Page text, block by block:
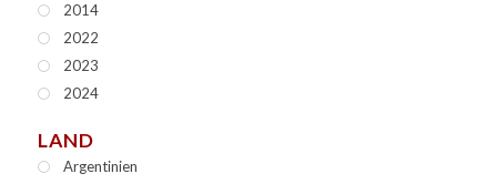
2014
2022
2023
2024
LAND
Argentinien